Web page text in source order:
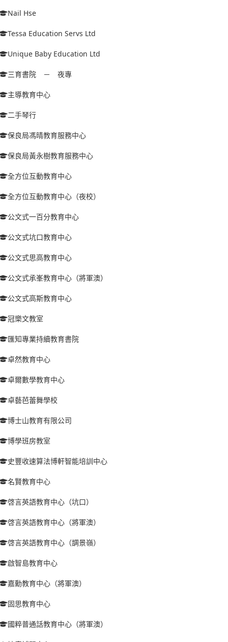
Nail Hse
Tessa Education Servs Ltd
Unique Baby Education Ltd
三育書院 － 夜專
主導教育中心
二手琴行
保良局馮晴教育服務中心
保良局黃永樹教育服務中心
全方位互動教育中心
全方位互動教育中心（夜校）
公文式一百分教育中心
公文式坑口教育中心
公文式思高教育中心
公文式承峯教育中心（將軍澳）
公文式高斯教育中心
冠樂文教室
匯知專業持續教育書院
卓然教育中心
卓爾數學教育中心
卓藝芭蕾舞學校
博士山教育有限公司
博學班房教室
史豐收速算法博軒智能培訓中心
名賢教育中心
啓言英語教育中心（坑口）
啓言英語教育中心（將軍澳）
啓言英語教育中心（調景嶺）
啟智島教育中心
嘉勳教育中心（將軍澳）
固思教育中心
國粹普通話教育中心（將軍澳）